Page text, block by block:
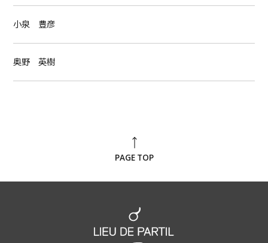
小泉 豊彦
奥野 英樹
PAGE TOP